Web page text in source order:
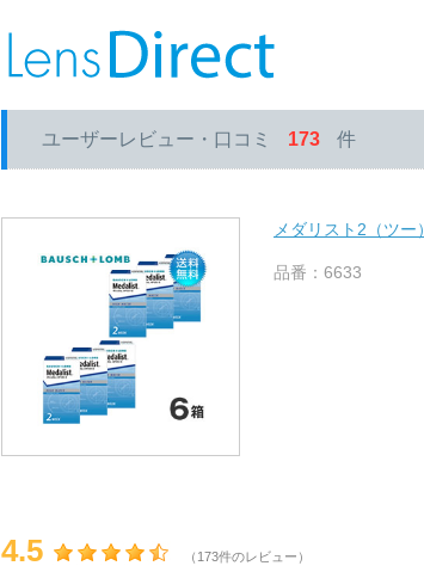
ユーザーレビュー・口コミ 173 件
メダリスト2（ツ
品番：6633
4.5 （173件のレビュー）